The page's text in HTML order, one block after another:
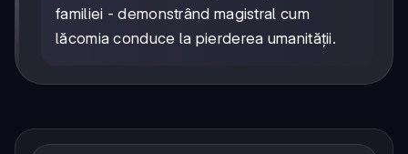
familiei - demonstrând magistral cum
lăcomia conduce la pierderea umanității.